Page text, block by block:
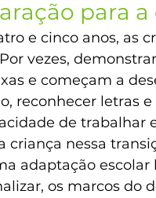
para a
e cinco anos, as
vezes,
e começam a
reconhecer letras
de trabalhar
criança nessa
adaptação escolar
os marcos do